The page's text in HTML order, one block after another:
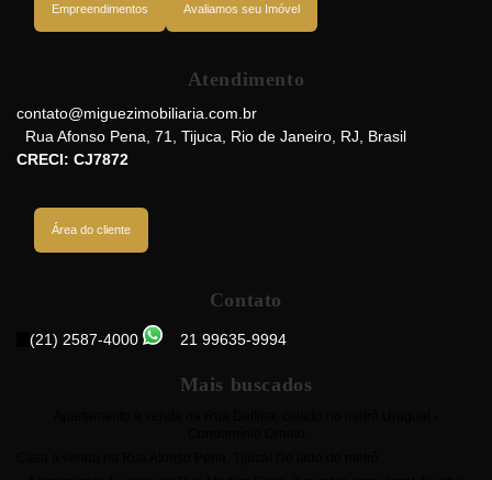
Empreendimentos Avaliamos seu Imóvel
Atendimento
contato@miguezimobiliaria.com.br
Rua Afonso Pena 71 Tijuca Rio de Janeiro RJ
Brasil
CRECI: CJ7872
Área do cliente
Contato
(21) 2587-4000 21 99635-9994
Mais buscados